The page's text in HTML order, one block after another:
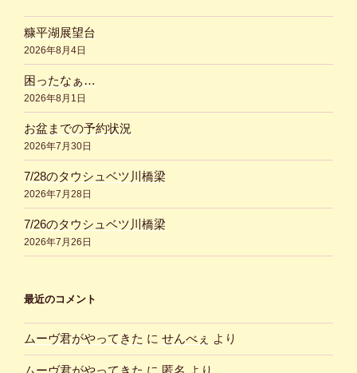
糠平湖展望台
2026年8月4日
困ったなぁ…
2026年8月1日
お盆までの予約状況
2026年7月30日
7/28のタウシュベツ川橋梁
2026年7月28日
7/26のタウシュベツ川橋梁
2026年7月26日
最近のコメント
ムーヴ君がやってきた に せんべぇ より